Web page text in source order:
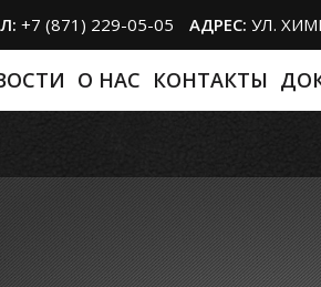
+7 (871) 229-05-05 АДРЕС: УЛ.
O НАС КОНТАКТЫ